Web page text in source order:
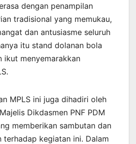
dengan penampilan
tradisional yang memukau,
dan antusiasme seluruh
itu stand dolanan bola
ikut menyemarakkan
MPLS ini juga dihadiri oleh
Dikdasmen PNF PDM
memberikan sambutan dan
terhadap kegiatan ini. Dalam